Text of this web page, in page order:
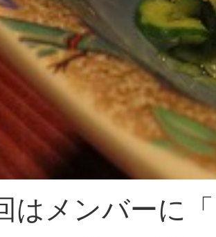
はメンバーに